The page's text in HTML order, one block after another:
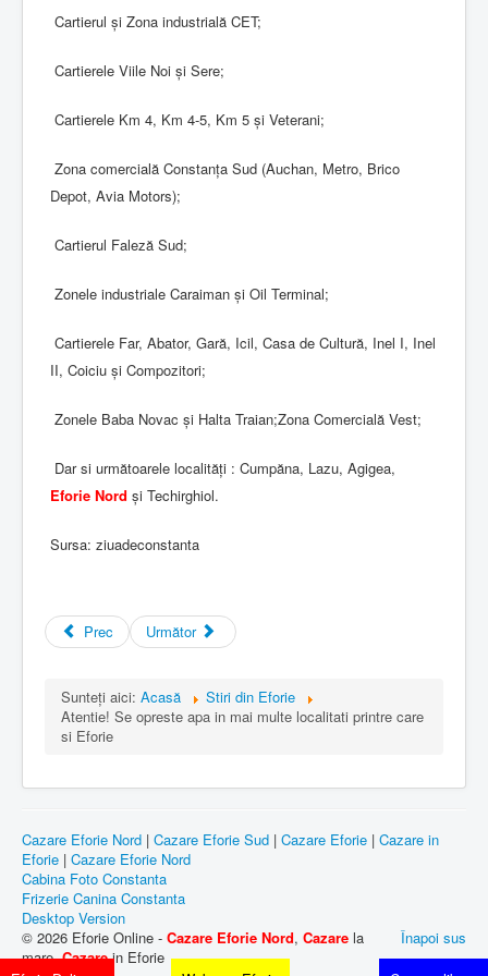
Cartierul și Zona industrială CET;
Cartierele Viile Noi și Sere;
Cartierele Km 4, Km 4-5, Km 5 și Veterani;
Zona comercială Constanța Sud (Auchan, Metro, Brico
Depot, Avia Motors);
Cartierul Faleză Sud;
Zonele industriale Caraiman și Oil Terminal;
Cartierele Far, Abator, Gară, Icil, Casa de Cultură, Inel I, Inel
II, Coiciu și Compozitori;
Zonele Baba Novac și Halta Traian;Zona Comercială Vest;
Dar si următoarele localități : Cumpăna, Lazu, Agigea,
Eforie Nord și Techirghiol.
Sursa: ziuadeconstanta
Prec Următor
Sunteți aici: Acasă
Stiri din Eforie
Atentie! Se opreste apa in mai multe localitati printre care
si Eforie
Cazare Eforie Nord | Cazare Eforie Sud | Cazare Eforie | Cazare in
Eforie | Cazare Eforie Nord
Cabina Foto Constanta
Frizerie Canina Constanta
Desktop Version
Înapoi sus
© 2026 Eforie Online - Cazare Eforie Nord, Cazare la
mare,Cazarein Eforie